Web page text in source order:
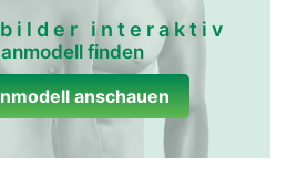
interaktiv
finden
anschauen